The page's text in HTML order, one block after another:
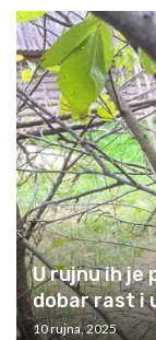
U rujnu ih je
dobar rast i
10 rujna, 2025